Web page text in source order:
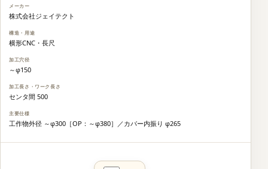
株式会社ジェイテクト
横形CNC・長尺
～φ150
センタ間 500
工作物外径 ～φ300［OP：～φ380］／カバー内振り φ265